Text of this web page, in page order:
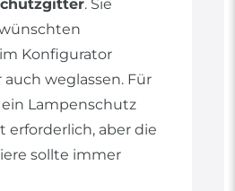
. Sie
Konfigurator
weglassen. Für
Lampenschutz
aber die
sollte immer